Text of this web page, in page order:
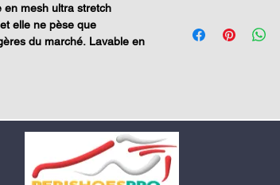
en mesh ultra stretch
elle ne pèse que
du marché. Lavable en
rebond efficace